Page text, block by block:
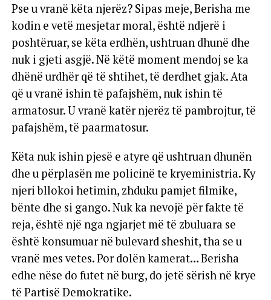
Pse u vranë këta njerëz? Sipas meje, Berisha me
kodin e vetë mesjetar moral, është ndjerë i
poshtëruar, se këta erdhën, ushtruan dhunë dhe
nuk i gjeti asgjë. Në këtë moment mendoj se ka
dhënë urdhër që të shtihet, të derdhet gjak. Ata
që u vranë ishin të pafajshëm, nuk ishin të
armatosur. U vranë katër njerëz të pambrojtur, të
pafajshëm, të paarmatosur.
Këta nuk ishin pjesë e atyre që ushtruan dhunën
dhe u përplasën me policinë te kryeministria. Ky
njeri bllokoi hetimin, zhduku pamjet filmike,
bënte dhe si gango. Nuk ka nevojë për fakte të
reja, është një nga ngjarjet më të zbuluara se
është konsumuar në bulevard sheshit, tha se u
vranë mes vetes. Por dolën kamerat… Berisha
edhe nëse do futet në burg, do jetë sërish në krye
të Partisë Demokratike.